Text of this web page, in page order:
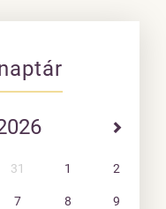
31 1 2
7 8 9